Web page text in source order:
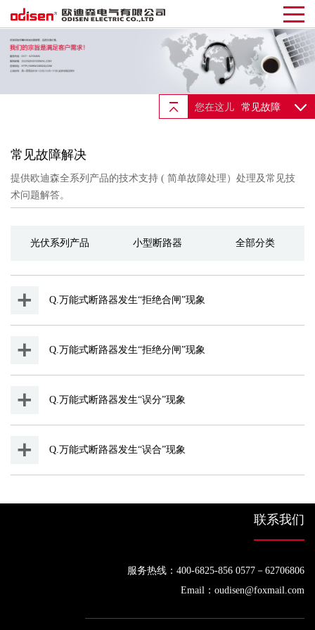
您在这儿 常见故障
常见故障解决
提供欧迪森全系列产品的技术支持 ( 简单故障处理）处理及常见技
术问题解答。
光伏系列产品 小型断路器 全部分类
Q.万能式断路器发生“拒绝合闸”现象
Q.万能式断路器发生“拒绝分闸”现象
Q.万能式断路器发生“误分”现象
Q.万能式断路器发生“误合”现象
联系我们
服务热线：400-6825-856 0577－62706806
Email：oudisen@foxmail.com